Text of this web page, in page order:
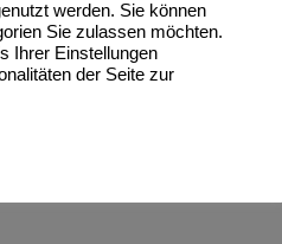
werden. Sie können
Sie zulassen möchten.
Ihrer Einstellungen
der Seite zur